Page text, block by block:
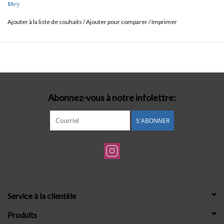
Mey
Ajouter à la liste de souhaits /Ajouter pour comparer/Imprimer
Abonnez-vous à notre infolettre:
S'ABONNER
Service à la clientèle
Produits